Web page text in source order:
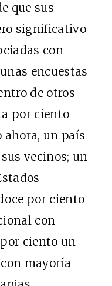
que sus
significativo
con
encuestas
de otros
por ciento
ahora, un país
vecinos; un
por ciento
con
ciento un
mayoría